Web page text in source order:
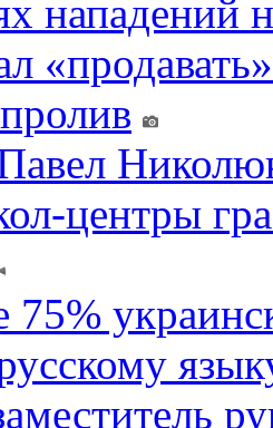
нападений
центры